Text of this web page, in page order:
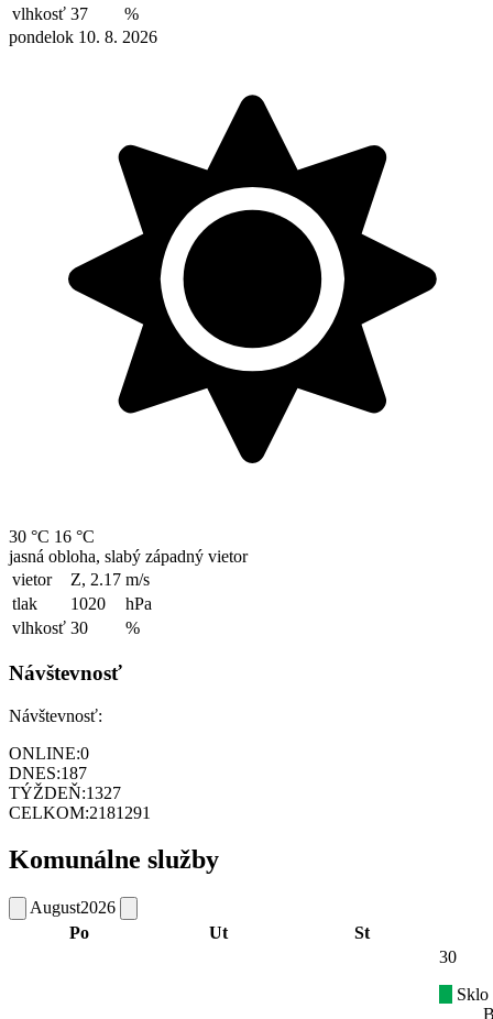
vlhkosť 37
%
pondelok 10. 8. 2026
30 °C 16 °C
jasná obloha, slabý západný vietor
vietor
Z, 2.17 m/s
tlak
1020
hPa
vlhkosť 30 %
Návštevnosť
Návštevnosť:
ONLINE:0
DNES:187
TÝŽDEŇ:1327
CELKOM:2181291
Komunálne služby
August2026
Po
Ut St
30
Sklo